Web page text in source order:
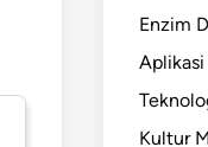
Enzim
Kultur